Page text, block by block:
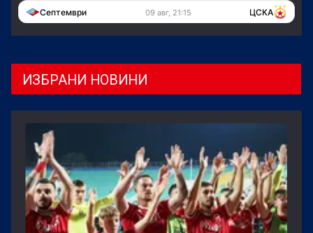
Септември 09 авг, 21:15 ЦСКА
ИЗБРАНИ НОВИНИ